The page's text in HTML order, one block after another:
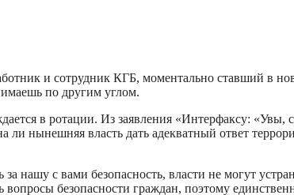
и сотрудник КГБ, моментально ставший в
по другим углом.
в ротации. Из заявления «Интерфаксу: «Увы,
нынешняя власть дать адекватный ответ
нашу с вами безопасность, власти не могут
безопасности граждан, поэтому